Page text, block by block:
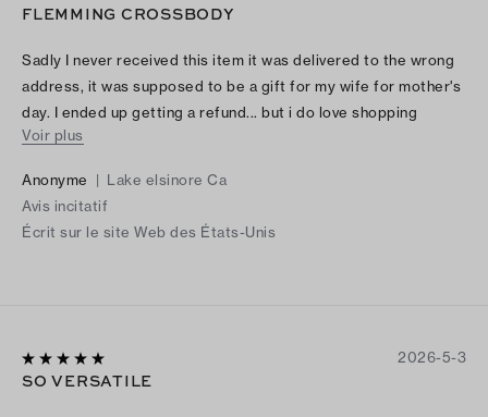
FLEMMING CROSSBODY
Sadly I never received this item it was delivered to the wrong
address, it was supposed to be a gift for my wife for mother's
day. I ended up getting a refund... but i do love shopping
instore...
Voir plus
Anonyme | Lake elsinore Ca
Avis incitatif
Écrit sur le site Web des États-Unis
2026-5-3
SO VERSATILE